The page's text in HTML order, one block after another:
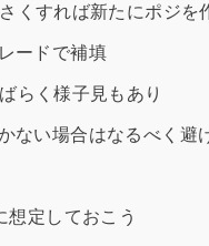
くすれば新たにポジを
ードで補填
らく様子見もあり
ない場合はなるべく避
想定しておこう